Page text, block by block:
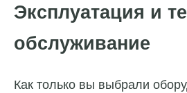
Эксплуатация и
обслуживание
Как только вы выбрали